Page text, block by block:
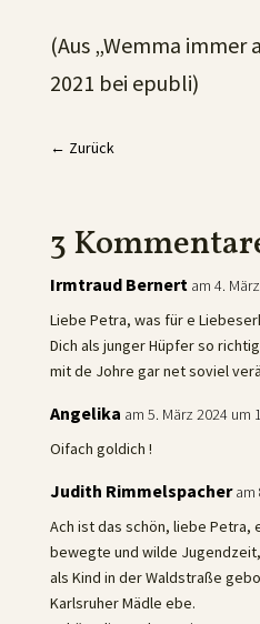
(Aus „Wemma immer
2021 bei epubli)
← Zurück
3
Irmtraud Bernert am 4.
Liebe Petra, was für e
Dich als junger Hüpfer so
mit de Johre gar net soviel
Angelika am 5. März 2024 um
Oifach goldich !
Judith Rimmelspacher am
Ach ist das schön, liebe Petra,
bewegte und wilde Jugendzeit,
als Kind in der Waldstraße
Karlsruher Mädle ebe.